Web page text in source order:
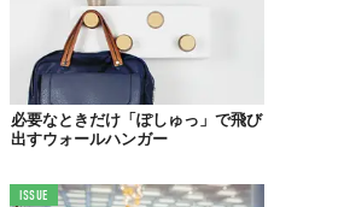
この世界は、もっと広い
必要なときだけ「ぽしゅっ」で飛び
出すウォールハンガー
ISSUE